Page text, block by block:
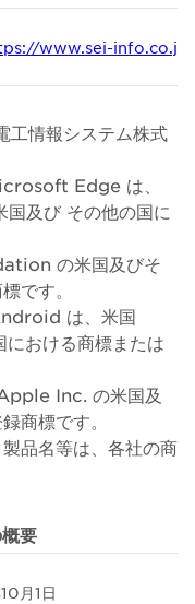
www.sei-
工情報システム株式
Edge は、
及び その他の国に
の米国及びそ
です。
は、米国
おける商標または
Inc. の米国及
商標です。
品名等は、各社の商
要
月1日